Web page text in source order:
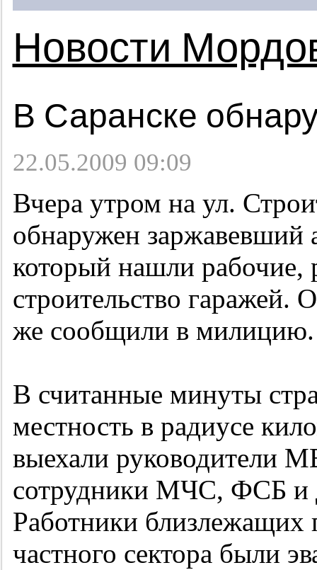
Новости
В Саранске
22.05.2009 09:09
Вчера утром на ул.
обнаружен заржавевший
который нашли
строительство гаражей.
же сообщили в милицию.
В считанные минуты
местность в радиусе
выехали руководители
сотрудники МЧС, ФСБ и
Работники близлежащих
частного сектора были